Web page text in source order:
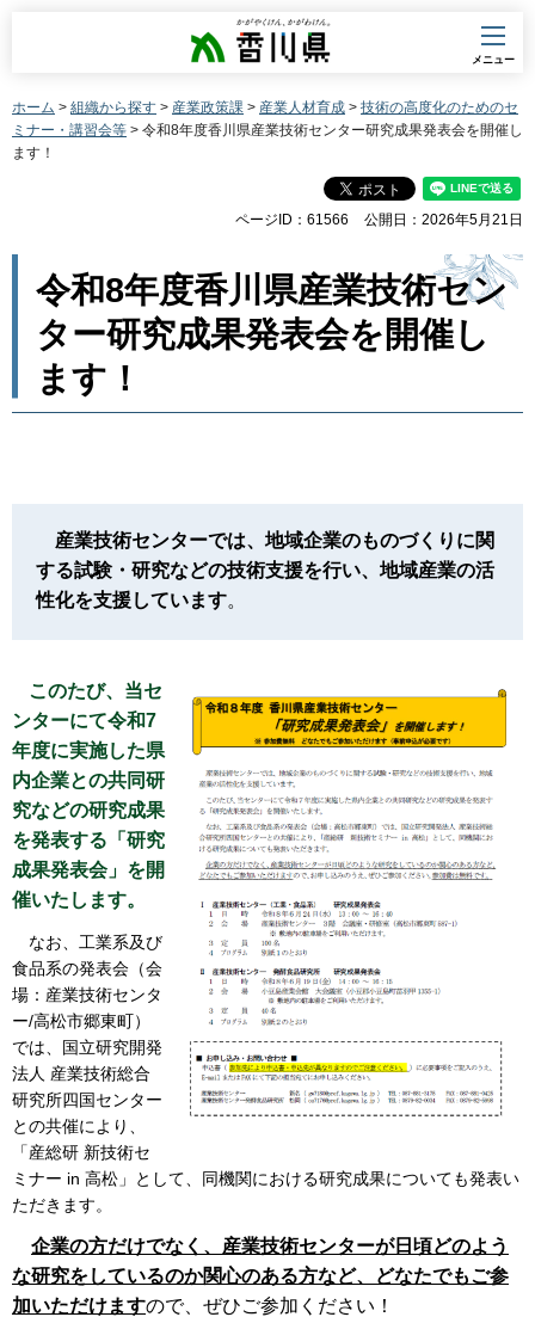
香川県
メニュー
ホーム > 組織から探す > 産業政策課 > 産業人材育成 > 技術の高度化のためのセ
ミナー・講習会等 > 令和8年度香川県産業技術センター研究成果発表会を開催し
ます！
ページID：61566 公開日：2026年5月21日
令和8年度香川県産業技術セン
ター研究成果発表会を開催し
ます！
産業技術センターでは、地域企業のものづくりに関
する試験・研究などの技術支援を行い、地域産業の活
性化を支援しています。
このたび、当セ
ンターにて令和7
年度に実施した県
内企業との共同研
究などの研究成果
を発表する「研究
成果発表会」を開
催いたします。
なお、工業系及び
食品系の発表会（会
場：産業技術センタ
ー/高松市郷東町）
では、国立研究開発
法人 産業技術総合
研究所四国センター
との共催により、
「産総研 新技術セ
ミナー in 高松」として、同機関における研究成果についても発表い
ただきます。
企業の方だけでなく、産業技術センターが日頃どのよう
な研究をしているのか関心のある方など、どなたでもご参
加いただけますので、ぜひご参加ください！